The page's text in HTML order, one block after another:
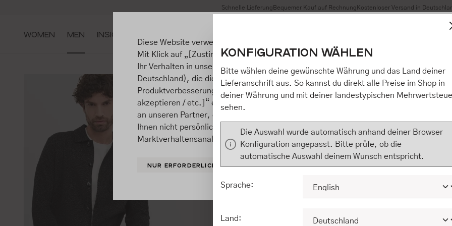
Zur Hauptnavigation springen Schnelle Lieferung Bequemer Kauf auf Rechnung Kostenloser Versand in
WOMEN MEN INSIGHTS
Diese Website verwendet Cookies, um eine bestmögliche Erfahrung bieten zu können.
Mit Klick auf „[Zustimmen / Alles akzeptieren / etc.]“ erteilen Sie Ihre Einwilligung
Ihr Verhalten in unserem Shop an unseren Partner, die shopware AG (Ebbinghoff 10,
Deutschland), die diese Daten Ihnen nicht persönlich zuordnen kann, sie aber zu
Produktverbesserungen, Marktverhaltensanalysen) verarbeiten darf. Mit Klick auf
akzeptieren / etc.]“ erteilen Sie Ihre Einwilligung auch in die Weitergabe über Ihr
an unseren Partner, die shopware AG (Ebbinghoff 10, 48624 Schöppingen,
Ihnen nicht persönlich zuordnen kann, sie aber zu eigenen Zwecken (z.B.
Marktverhaltensanalysen) verarbeiten darf.
NUR ERFORDERLICHE KONFIGURIEREN ALLE COOKIES
KONFIGURATION WÄHLEN
Bitte wählen deine gewünschte Währung und das Land deiner
Lieferanschrift aus. So kannst du direkt alle Preise im Shop in
deiner Währung und mit deiner landestypischen
sehen.
Die Auswahl wurde automatisch anhand deiner Browser
Konfiguration angepasst. Bitte prüfe, ob die
automatische Auswahl deinem Wunsch entspricht.
Sprache:
Land: